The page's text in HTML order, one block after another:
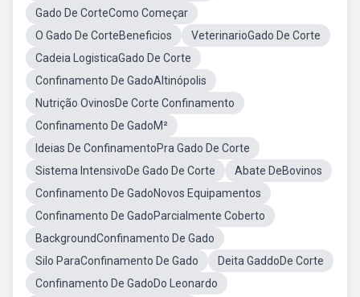
Gado De CorteComo Começar
O Gado De CorteBeneficios
VeterinarioGado De Corte
Cadeia LogisticaGado De Corte
Confinamento De GadoAltinópolis
Nutrição OvinosDe Corte Confinamento
Confinamento De GadoM²
Ideias De ConfinamentoPra Gado De Corte
Sistema IntensivoDe Gado De Corte
Abate DeBovinos
Confinamento De GadoNovos Equipamentos
Confinamento De GadoParcialmente Coberto
BackgroundConfinamento De Gado
Silo ParaConfinamento De Gado
Deita GaddoDe Corte
Confinamento De GadoDo Leonardo